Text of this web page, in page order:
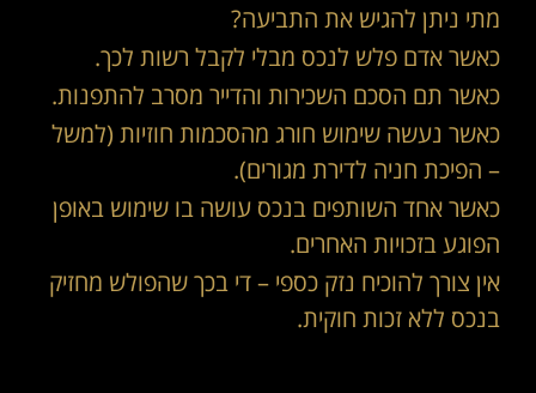
מתי ניתן להגיש את התביעה?
כאשר אדם פלש לנכס מבלי לקבל רשות לכך.
כאשר תם הסכם השכירות והדייר מסרב להתפנות.
כאשר נעשה שימוש חורג מהסכמות חוזיות (למשל
– הפיכת חניה לדירת מגורים).
כאשר אחד השותפים בנכס עושה בו שימוש באופן
הפוגע בזכויות האחרים.
אין צורך להוכיח נזק כספי – די בכך שהפולש מחזיק
בנכס ללא זכות חוקית.